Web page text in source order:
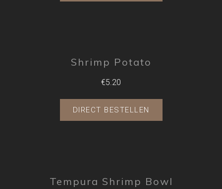
Shrimp Potato
€5.20
DIRECT BESTELLEN
Tempura Shrimp Bowl